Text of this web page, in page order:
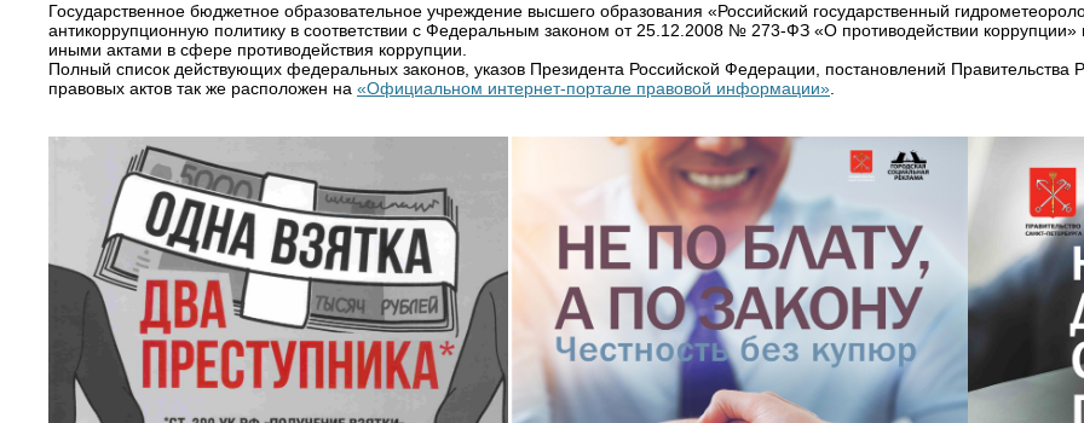
Государственное бюджетное образовательное учреждение высшего образования «Российский государственный
антикоррупционную политику в соответствии с Федеральным законом от 25.12.2008 № 273-ФЗ «О противодействии
иными актами в сфере противодействия коррупции.
Полный список действующих федеральных законов, указов Президента Российской Федерации, постановлений
правовых актов так же расположен на «Официальном интернет-портале правовой информации»